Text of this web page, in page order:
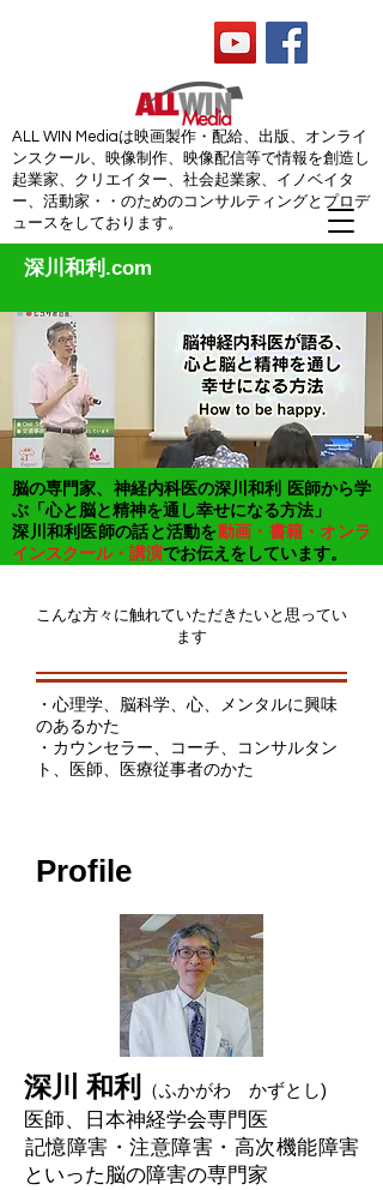
ALL WIN Mediaは映画製作・配給、出版、オンライ
ンスクール、映像制作、映像配信等で情報を創造し
起業家、クリエイター、社会起業家、イノベイタ
ー、活動家・・のためのコンサルティングとプロデ
ュースをしております。
深川和利.com
脳の専門家、神経内科医の深川和利 医師から学
ぶ「心と脳と精神を通し幸せになる方法」
​深川和利医師の話と活動を動画・書籍・オンラ
インスクール・講演でお伝えをしています。
こんな方々に触れていただきたいと思ってい
ます
・心理学、脳科学、心、メンタルに興味
のあるかた
・カウンセラー、コーチ、コンサルタン
ト、医師、医療従事者のかた
Profile
深川 和利 （ふかがわ かずとし)
医師、日本神経学会専門医
​記憶障害・注意障害・高次機能障害
といった脳の障害の専門家